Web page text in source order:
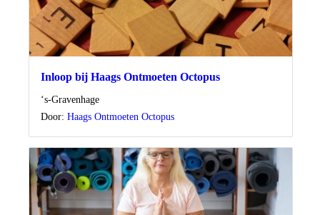
Inloop bij Haags Ontmoeten Octopus
Locatie
‘s-Gravenhage
Door: Haags Ontmoeten Octopus